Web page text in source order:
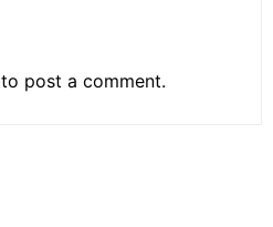
to post a comment.